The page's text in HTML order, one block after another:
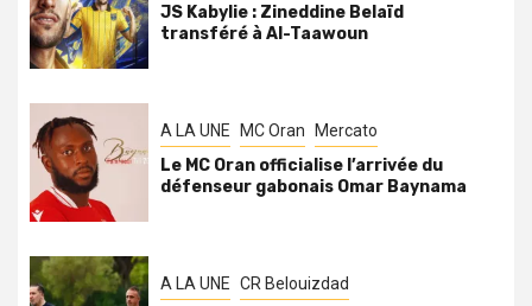
JS Kabylie : Zineddine Belaïd
transféré à Al-Taawoun
A LA UNE MC Oran Mercato
Le MC Oran officialise l’arrivée du
défenseur gabonais Omar Baynama
A LA UNE CR Belouizdad